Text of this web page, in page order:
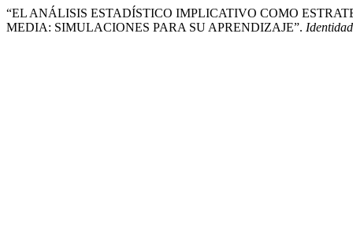
“EL ANÁLISIS ESTADÍSTICO IMPLICATIVO COMO
MEDIA: SIMULACIONES PARA SU APRENDIZAJE”.